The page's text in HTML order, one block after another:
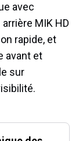
avec
MIK HD
rapide, et
avant et
sur